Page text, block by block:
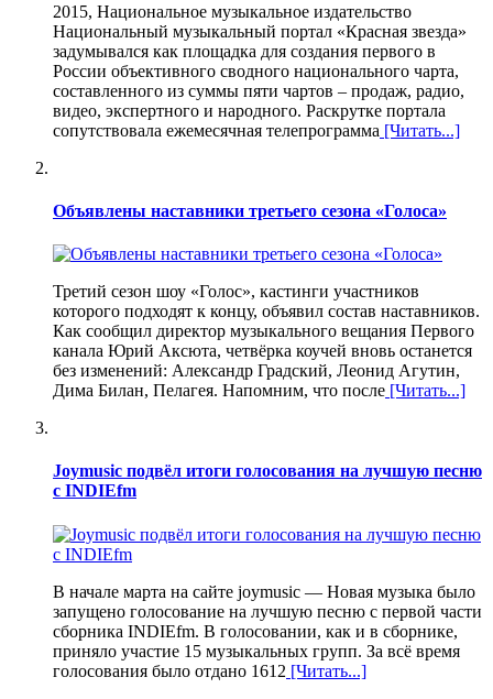
2015, Национальное музыкальное издательство
Национальный музыкальный портал «Красная звезда»
задумывался как площадка для создания первого в
России объективного сводного национального чарта,
составленного из суммы пяти чартов – продаж, радио,
видео, экспертного и народного. Раскрутке портала
сопутствовала ежемесячная телепрограмма [Читать...]
Объявлены наставники третьего сезона «Голоса»
Третий сезон шоу «Голос», кастинги участников
которого подходят к концу, объявил состав наставников.
Как сообщил директор музыкального вещания Первого
канала Юрий Аксюта, четвёрка коучей вновь останется
без изменений: Александр Градский, Леонид Агутин,
Дима Билан, Пелагея. Напомним, что после [Читать...]
Joymusic подвёл итоги голосования на лучшую песню
с INDIEfm
В начале марта на сайте joymusic — Новая музыка было
запущено голосование на лучшую песню с первой части
сборника INDIEfm. В голосовании, как и в сборнике,
приняло участие 15 музыкальных групп. За всё время
голосования было отдано 1612 [Читать...]